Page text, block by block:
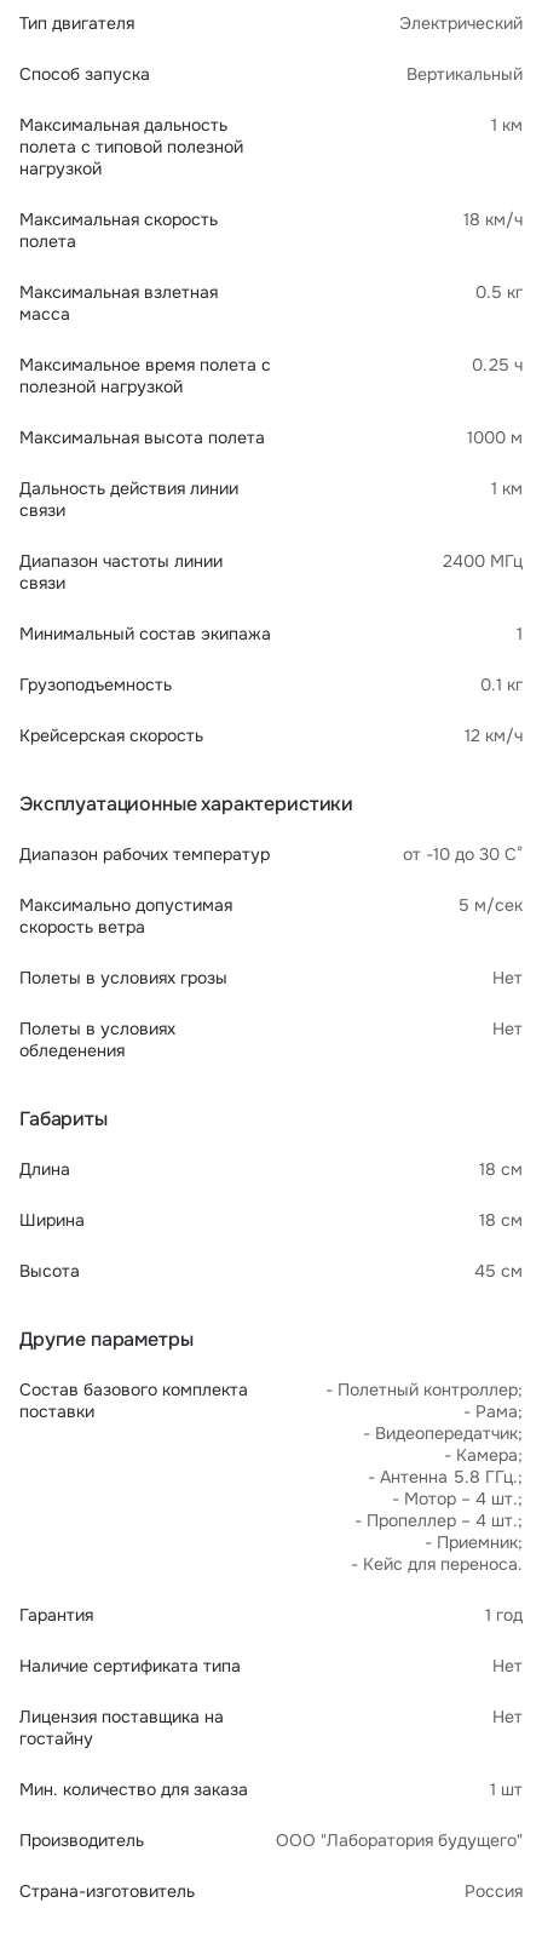
Тип двигателя Электрический
Способ запуска Вертикальный
Максимальная дальность
полета с типовой полезной
нагрузкой
1 км
Максимальная скорость
полета
18 км/ч
Максимальная взлетная
масса
0.5 кг
Максимальное время полета с
полезной нагрузкой
0.25 ч
Максимальная высота полета 1000 м
Дальность действия линии
связи
1 км
Диапазон частоты линии
связи
2400 МГц
Минимальный состав экипажа 1
Грузоподъемность 0.1 кг
Крейсерская скорость 12 км/ч
Эксплуатационные характеристики
Диапазон рабочих температур от -10 до 30 С°
Максимально допустимая
скорость ветра
5 м/сек
Полеты в условиях грозы Нет
Полеты в условиях
обледенения
Нет
Габариты
Длина 18 см
Ширина 18 см
Высота 45 см
Другие параметры
Состав базового комплекта
поставки
- Полетный контроллер;
- Рама;
- Видеопередатчик;
- Камера;
- Антенна 5.8 ГГц.;
- Мотор – 4 шт.;
- Пропеллер – 4 шт.;
- Приемник;
- Кейс для переноса.
Гарантия 1 год
Наличие сертификата типа Нет
Лицензия поставщика на
гостайну
Нет
Мин. количество для заказа 1 шт
Производитель ООО "Лаборатория будущего"
Страна-изготовитель Россия